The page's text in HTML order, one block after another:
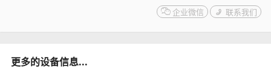
 企业微信  联系我们
更多的设备信息...